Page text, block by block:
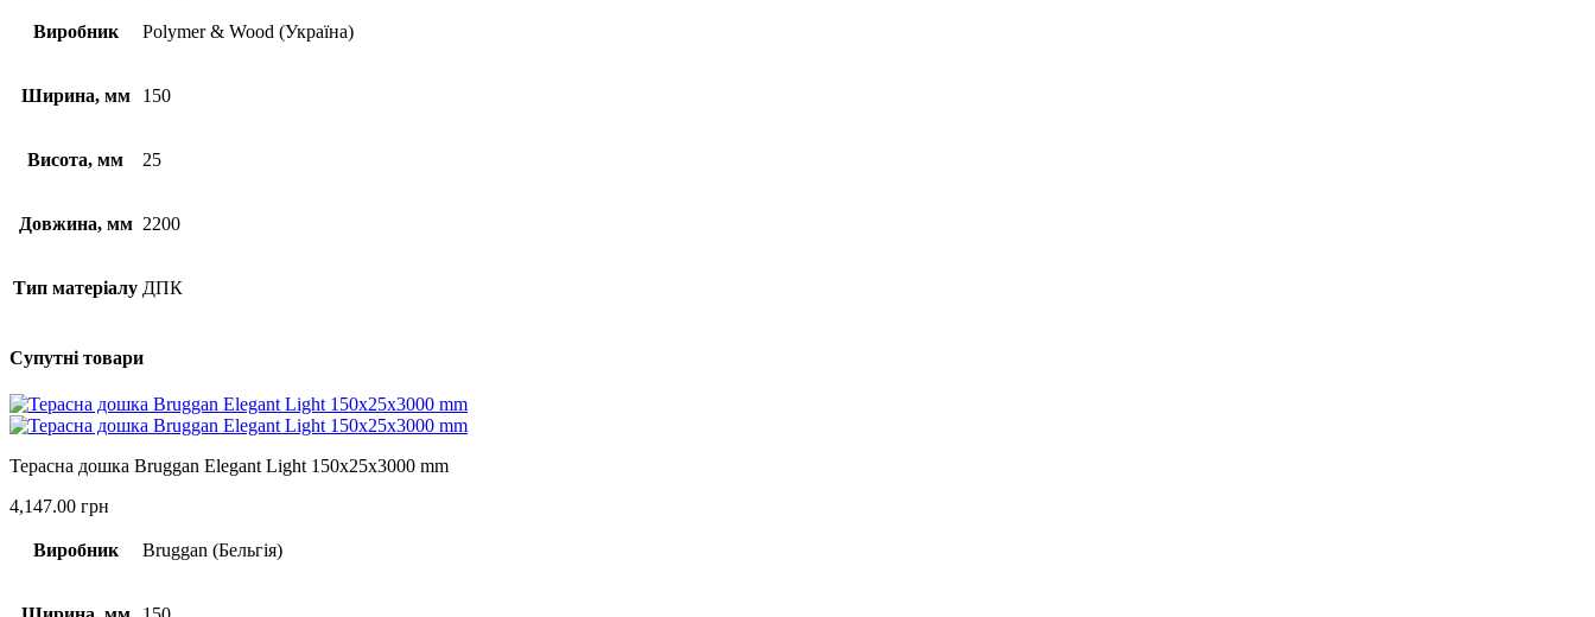
Виробник Polymer & Wood (Україна)
Ширина, мм 150
Висота, мм 25
Довжина, мм 2200
Тип матеріалу ДПК
Супутні товари
Терасна дошка Bruggan Elegant Light 150x25x3000 mm
4,147.00 грн
Виробник Bruggan (Бельгія)